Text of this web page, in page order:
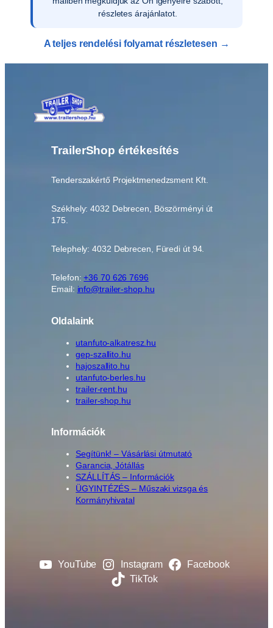
részletes árajánlatot.
A teljes rendelési folyamat részletesen →
TrailerShop értékesítés
Tenderszakértő Projektmenedzsment Kft.
Székhely: 4032 Debrecen, Böszörményi út
175.
Telephely: 4032 Debrecen, Füredi út 94.
Telefon:+36 70 626 7696
Email: info@trailer-shop.hu
Oldalaink
utanfuto-alkatresz.hu
gep-szallito.hu
hajoszallito.hu
utanfuto-berles.hu
trailer-rent.hu
trailer-shop.hu
Információk
Segítünk! – Vásárlási útmutató
Garancia, Jótállás
SZÁLLÍTÁS – Információk
ÜGYINTÉZÉS – Műszaki vizsga és
Kormányhivatal
YouTube Instagram
Facebook
TikTok